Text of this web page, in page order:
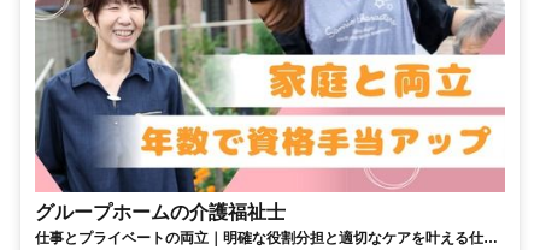
グループホームの介護福祉士
仕事とプライベートの両立｜明確な役割分担と適切なケアを叶える仕組